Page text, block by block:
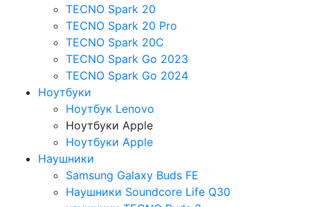
TECNO Spark 20
TECNO Spark 20 Pro
TECNO Spark 20C
TECNO Spark Go 2023
TECNO Spark Go 2024
Ноутбуки
Ноутбук Lenovo
Ноутбуки Apple
Ноутбуки Apple
Наушники
Samsung Galaxy Buds FE
Наушники Soundcore Life Q30